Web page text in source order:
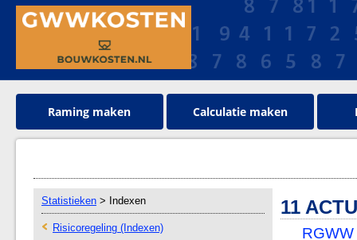
Raming maken Calculatie maken
Statistieken > Indexen
Risicoregeling (Indexen)
11